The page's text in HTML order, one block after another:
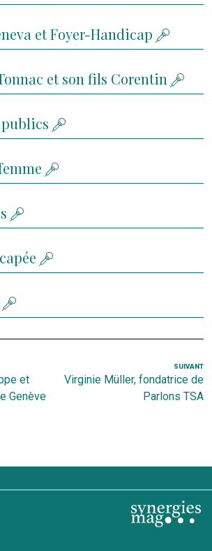
et Foyer-Handicap
et son fils Corentin
et
Genève
SUIVANT
Virginie Müller, fondatrice de
Parlons TSA